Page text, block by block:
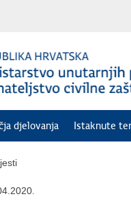
djelovanja Istaknute